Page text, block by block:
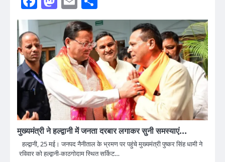
मुख्यमंत्री ने हल्द्वानी में जनता दरबार लगाकर सुनी समस्याएं…
हल्द्वानी, 25 मई। जनपद नैनीताल के भ्रमण पर पहुंचे मुख्यमंत्री पुष्कर सिंह धामी ने
रविवार को हल्द्वानी-काठगोदाम स्थित सर्किट…